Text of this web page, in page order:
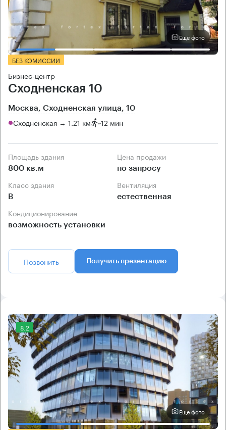
Еще фото
БЕЗ КОМИССИИ
Бизнес-центр
Сходненская 10
Москва, Сходненская улица, 10
Сходненская → 1.21 км ~12 мин
Площадь здания
800 кв.м
Цена продажи
по запросу
Класс здания
B
Вентиляция
естественная
Кондиционирование
возможность установки
Позвонить Получить презентацию
8.2
Еще фото